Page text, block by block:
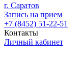
г. Саратов
Запись на прием
+7 (8452) 51-22-51
Контакты
Личный кабинет